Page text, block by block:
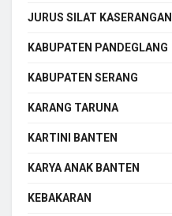
JURUS SILAT KASERANGAN
KABUPATEN PANDEGLANG
KABUPATEN SERANG
KARANG TARUNA
KARTINI BANTEN
KARYA ANAK BANTEN
KEBAKARAN